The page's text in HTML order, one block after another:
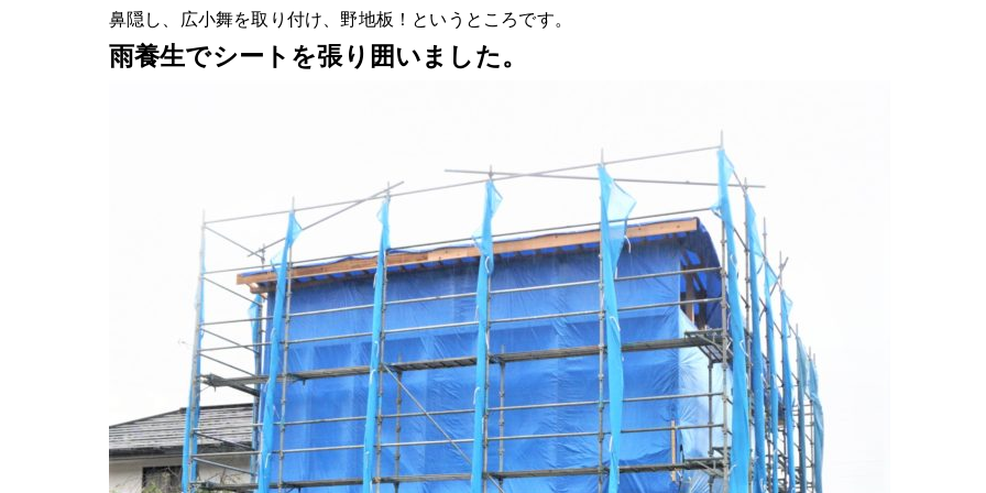
鼻隠し、広小舞を取り付け、野地板！というところです。
雨養生でシートを張り囲いました。